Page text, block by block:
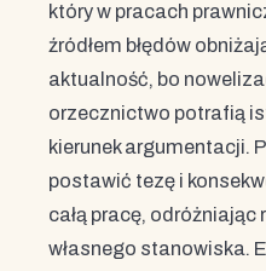
który w pracach
źródłem błędów
aktualność, bo
orzecznictwo potrafią
kierunek argumentacji.
postawić tezę i
całą pracę,
własnego stanowiska.